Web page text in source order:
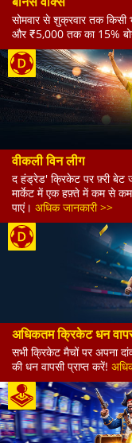
सोमवार से शुक्रवार तक
और ₹5,000 तक का 15%
वीकली विन लीग
द हंड्रेड' क्रिकेट पर फ़्री
मार्केट में एक हफ़्ते में कम से
पाएं। अधिक जानकारी >>
अधिकतम क्रिकेट धन
सभी क्रिकेट मैचों पर अपना
की धन वापसी प्राप्त करें!